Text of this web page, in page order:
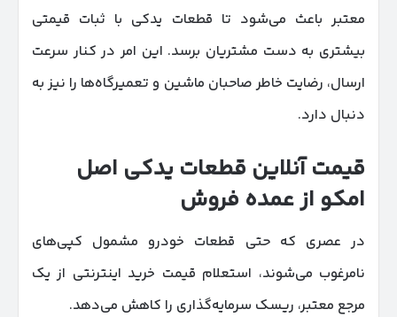
معتبر باعث می‌شود تا قطعات یدکی با ثبات قیمتی
بیشتری به دست مشتریان برسد. این امر در کنار سرعت
ارسال، رضایت خاطر صاحبان ماشین و تعمیرگاه‌ها را نیز به
دنبال دارد.
قیمت آنلاین قطعات یدکی اصل
امکو از عمده فروش
در عصری که حتی قطعات خودرو مشمول کپی‌های
نا‌مرغوب می‌شوند، استعلام قیمت خرید اینترنتی از یک
مرجع معتبر، ریسک سرمایه‌گذاری را کاهش می‌دهد.